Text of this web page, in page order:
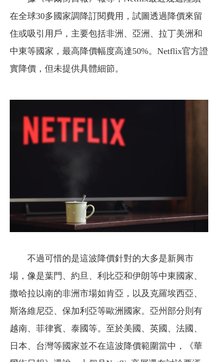
在全球30多國家調降訂閱費用，試圖透過降價來留
住或吸引用戶，主要包括非洲、亞洲、拉丁美洲和
中東等國家，最高降價幅度高達50%。Netflix官方證
實降價，但未提供具體細節。
不過可惜的是這波降價針對的大多是新興市
場，像是葉門、約旦、利比亞和伊朗等中東國家、
撒哈拉以南的非洲市場如肯亞，以及克羅埃西亞、
斯洛維尼亞、保加利亞等歐洲國家。亞州部分則有
越南、菲律賓、泰國等。至於美國、英國、法國、
日本、台灣等國家並不在這波降價範圍當中，《華